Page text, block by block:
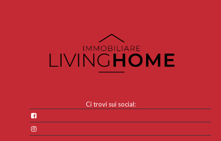
Ci trovi sui social: